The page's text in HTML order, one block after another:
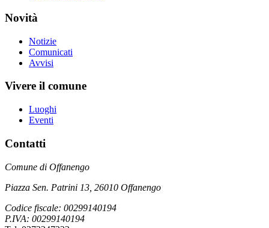
Novità
Notizie
Comunicati
Avvisi
Vivere il comune
Luoghi
Eventi
Contatti
Comune di Offanengo
Piazza Sen. Patrini 13, 26010 Offanengo
Codice fiscale: 00299140194
P.IVA: 00299140194